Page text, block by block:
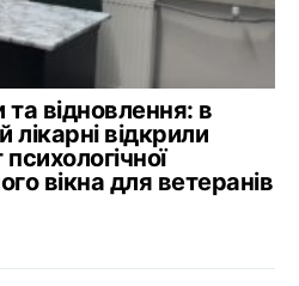
та відновлення: в
лікарні відкрили
вікна для ветеранів